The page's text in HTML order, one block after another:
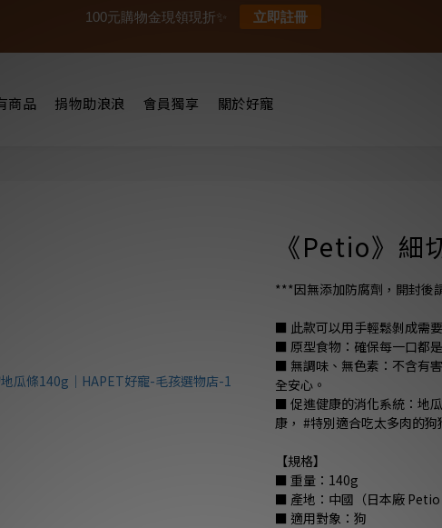
商品 捐物助浪浪 會員獨享 關於好寵
《Petio》細
***因無添加防腐劑，開封後
■ 此款可以用手輕鬆剝成需
■ 原型食物：確保每一口都
■ 無調味、無色素：不含有
全安心。
■ 促進健康的消化系統：地
康， #特別適合吃太多肉的狗
【規格】
■ 重量：140g
■ 產地：中國（日本廠 Petio
■ 適用對象：狗
100元購物金現領現折✨ 立即註冊